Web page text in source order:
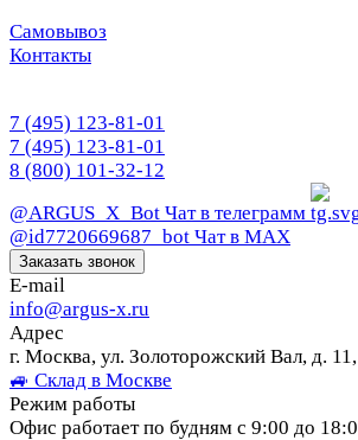
Самовывоз
Контакты
7 (495) 123-81-01
7 (495) 123-81-01
8 (800) 101-32-12
@ARGUS_X_Bot Чат в телеграмм
@id7720669687_bot Чат в МАХ
Заказать звонок
E-mail
info@argus-x.ru
Адрес
г. Москва, ул. Золоторожский Вал, д.
🚙 Склад в Москве
Режим работы
Офис работает по будням с 9:00 до